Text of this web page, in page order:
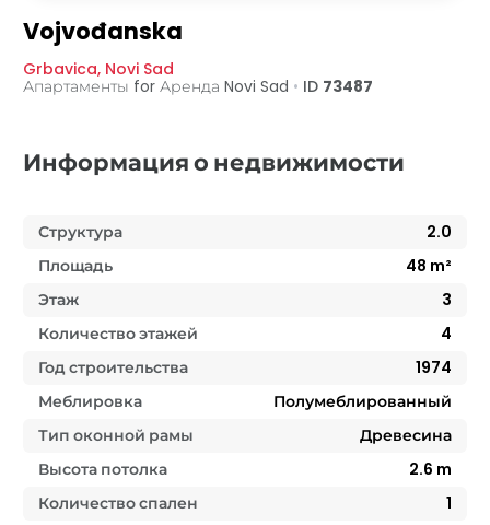
Vojvođanska
Grbavica, Novi Sad
Апартаменты for Аренда Novi Sad • ID 73487
Информация о недвижимости
Структура
2.0
Площадь
48 m²
Этаж
3
Количество этажей
4
Год строительства
1974
Меблировка
Полумеблированный
Тип оконной рамы
Древесина
Высота потолка
2.6 m
Количество спален
1